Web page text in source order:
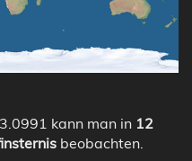
kann man in 12
beobachten.